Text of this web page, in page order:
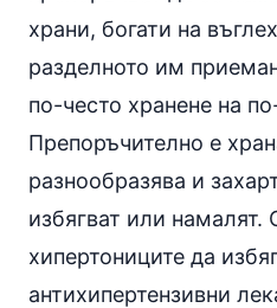
храни, богати на
разделното им
по-често хранене на
Препоръчително е
разнообразява и
избягват или
хипертониците да
антихипертензивни